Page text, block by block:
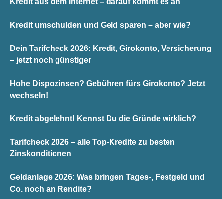
Kredit aus dem Internet – darauf kommt es an
Kredit umschulden und Geld sparen – aber wie?
Dein Tarifcheck 2026: Kredit, Girokonto, Versicherung
– jetzt noch günstiger
Hohe Dispozinsen? Gebühren fürs Girokonto? Jetzt
wechseln!
Kredit abgelehnt! Kennst Du die Gründe wirklich?
Tarifcheck 2026 – alle Top-Kredite zu besten
Zinskonditionen
Geldanlage 2026: Was bringen Tages-, Festgeld und
Co. noch an Rendite?